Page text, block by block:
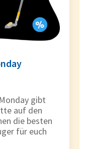
gibt
auf den
die besten
für euch